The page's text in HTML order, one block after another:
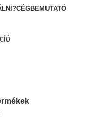
CÉGBEMUTATÓ